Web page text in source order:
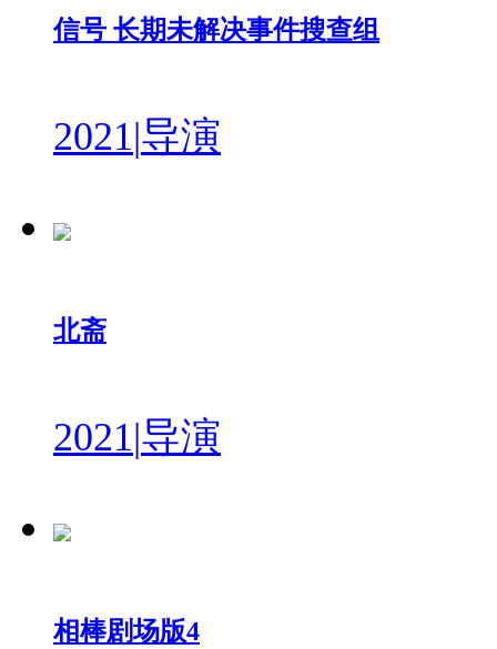
信号 长期未解决事件搜查组
2021|导演
北斋
2021|导演
相棒剧场版4